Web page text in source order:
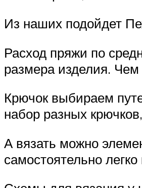
Из наших подойдет
Расход пряжи по
размера изделия.
Крючок выбираем
набор разных
А вязать можно
самостоятельно